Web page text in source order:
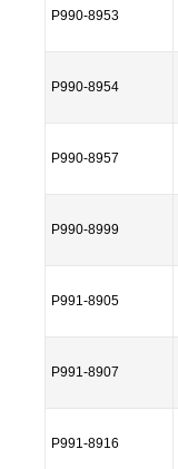
P990-8953
P990-8954
P990-8957
P990-8999
P991-8905
P991-8907
P991-8916